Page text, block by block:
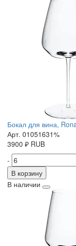
Бокал для вина,
Арт. 01051631%
3900 ₽ RUB
-
В корзину
В наличии